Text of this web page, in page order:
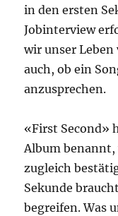
in den ersten
Jobinterview
wir unser
auch, ob ein
anzusprechen.
«First Second»
Album benannt,
zugleich
Sekunde
begreifen. Was